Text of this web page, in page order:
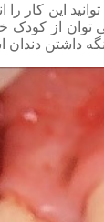
این
توان از
داشتن